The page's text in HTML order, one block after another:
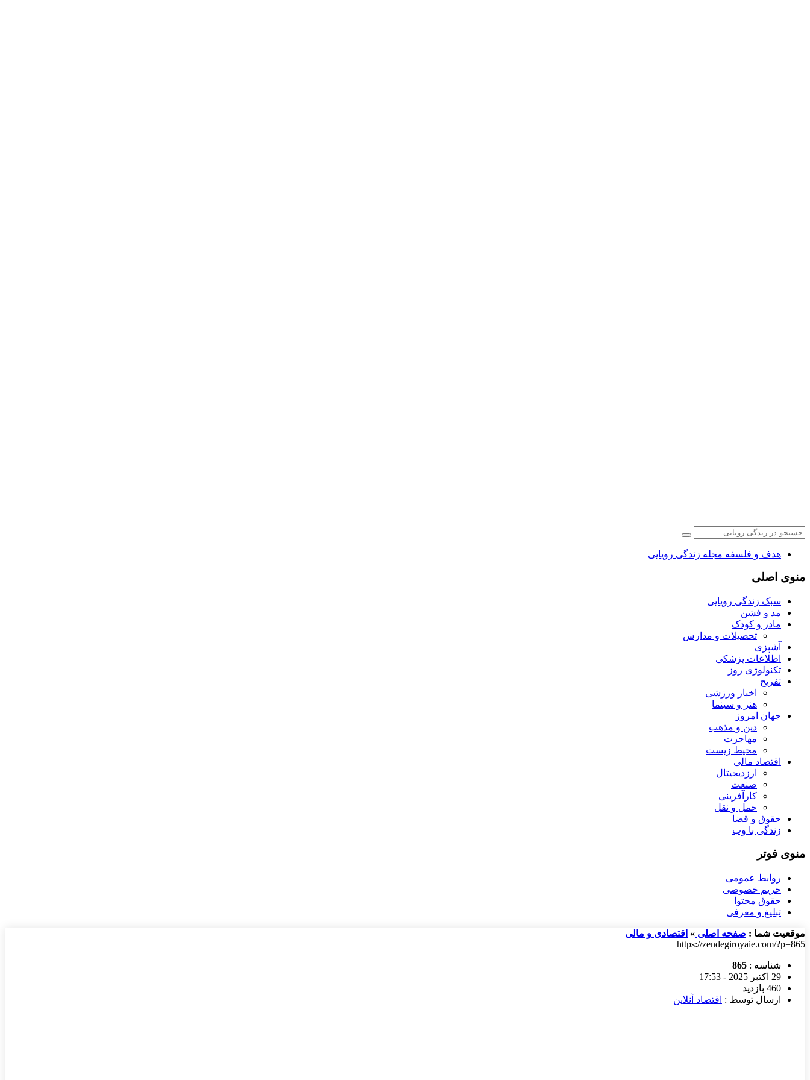
هدف و فلسفه مجله زندگی رویایی
منوی اصلی
سبک زندگی رویایی
مد و فشن
مادر و کودک
تحصیلات و مدارس
آشپزی
اطلاعات پزشکی
تکنولوژی روز
تفریح
اخبار ورزشی
هنر و سینما
جهان امروز
دین و مذهب
مهاجرت
محیط زیست
اقتصاد مالی
ارزدیجیتال
صنعت
کارآفرینی
حمل و نقل
حقوق و قضا
زندگی با وب
منوی فوتر
روابط عمومی
حریم خصوصی
حقوق محتوا
تبلیغ و معرفی
موقعیت شما : صفحه اصلی » اقتصادی و مالی
https://zendegiroyaie.com/?p=865
شناسه : 865
29 اکتبر 2025 - 17:53
460 بازدید
ارسال توسط : اقتصاد آنلاین